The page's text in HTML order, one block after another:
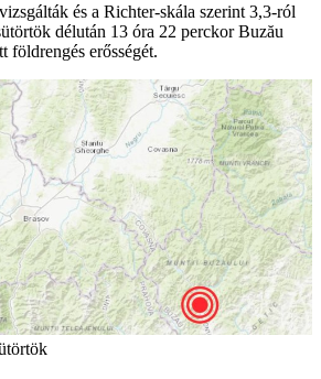
és a Richter-skála szerint 3,3-ról
délután 13 óra 22 perckor Buzău
földrengés erősségét.